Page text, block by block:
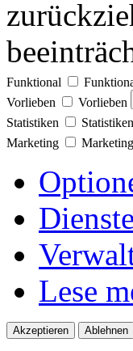
Funktional
Vorlieben
Vorlieben
Statistiken
Statistiken
Marketing
Marketing
Lese
Akzeptieren Ablehnen